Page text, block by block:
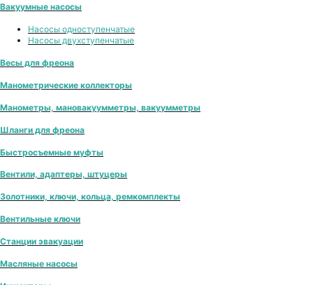
Вакуумные насосы
Насосы одноступенчатые
Насосы двухступенчатые
Весы для фреона
Манометрические коллекторы
Манометры, мановакуумметры, вакуумметры
Шланги для фреона
Быстросъемные муфты
Вентили, адаптеры, штуцеры
Золотники, ключи, кольца, ремкомплекты
Вентильные ключи
Станции эвакуации
Масляные насосы